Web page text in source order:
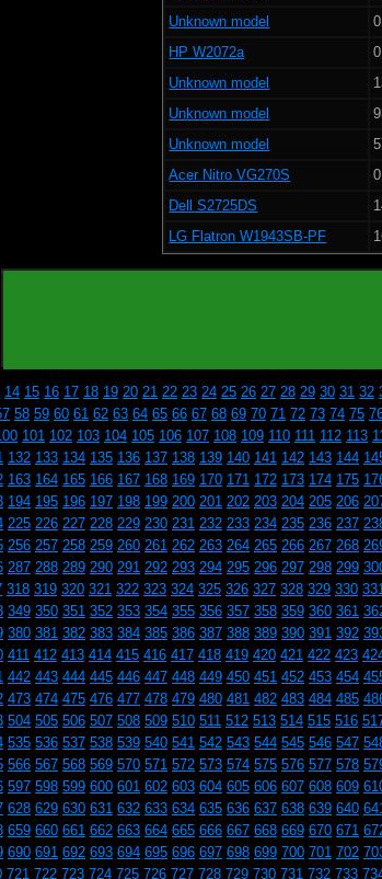
Unknown model
HP W2072a
Unknown model
Unknown model
Unknown model
Acer Nitro VG270S
Dell S2725DS
LG Flatron W1943SB-PF
14 15 16 17 18 19 20 21 22 23 24 25 26 27 28 29 30 31 32
58 59 60 61 62 63 64 65 66 67 68 69 70 71 72 73 74 75
101 102 103 104 105 106 107 108 109 110 111 112 113
132 133 134 135 136 137 138 139 140 141 142 143 144
163 164 165 166 167 168 169 170 171 172 173 174 175
194 195 196 197 198 199 200 201 202 203 204 205 206
225 226 227 228 229 230 231 232 233 234 235 236 237
256 257 258 259 260 261 262 263 264 265 266 267 268
287 288 289 290 291 292 293 294 295 296 297 298 299
318 319 320 321 322 323 324 325 326 327 328 329 330 331
349 350 351 352 353 354 355 356 357 358 359 360 361
380 381 382 383 384 385 386 387 388 389 390 391 392
411 412 413 414 415 416 417 418 419 420 421 422 423
442 443 444 445 446 447 448 449 450 451 452 453 454
473 474 475 476 477 478 479 480 481 482 483 484 485
504 505 506 507 508 509 510 511 512 513 514 515 516
535 536 537 538 539 540 541 542 543 544 545 546 547
566 567 568 569 570 571 572 573 574 575 576 577 578
597 598 599 600 601 602 603 604 605 606 607 608 609
628 629 630 631 632 633 634 635 636 637 638 639 640 641
659 660 661 662 663 664 665 666 667 668 669 670 671
690 691 692 693 694 695 696 697 698 699 700 701 702
721 722 723 724 725 726 727 728 729 730 731 732 733